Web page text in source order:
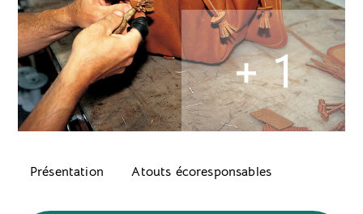
+ 1
Présentation Atouts écoresponsables